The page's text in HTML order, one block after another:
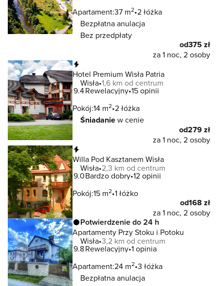
Apartament:37 m2 2 łóżka
Bezpłatna anulacja
Bez przedpłaty
od375 zł
za 1 noc, 2 osoby
Hotel Premium Wisła Patria
Wisła 1,6 km od centrum
9.4Rewelacyjny 15 opinii
Pokój:14 m2 2 łóżka
Śniadaniew cenie
od279 zł
za 1 noc, 2 osoby
Willa Pod Kasztanem Wisła
Wisła 2,3 km od centrum
9.0Bardzo dobry 12 opinii
Pokój:15 m2 1 łóżko
od168 zł
za 1 noc, 2 osoby
Potwierdzenie do 24 h
Apartamenty Przy Stoku i Potoku
Wisła 3,2 km od centrum
9.8Rewelacyjny 1 opinia
Apartament:24 m2 3 łóżka
Bezpłatna anulacja